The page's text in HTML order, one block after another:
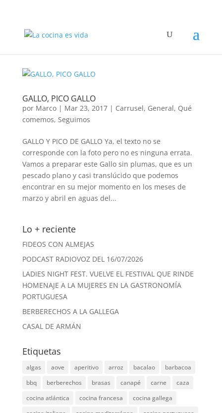
GALLO, PICO GALLO
por Marco| Mar 23, 2017| Carrusel, General, Qué
comemos, Seguimos
GALLO Y PICO DE GALLO Ya, el texto no se
corresponde con la foto pero no es ninguna errata.
Vamos a preparar este Gallo sin plumas, que es un
pescado plano y casi translúcido que podemos
encontrar en su mejor momento en los meses de
marzo y abril en aguas del...
Lo + reciente
FIDEOS CON ALMEJAS
PODCAST RADIOVOZ DEL 16/07/2026
LADIES NIGHT FEST. VUELVE EL FESTIVAL QUE RINDE
HOMENAJE A LA MUJERES EN LA GASTRONOMÍA
PORTUGUESA
BERBERECHOS A LA GALLEGA
CASAL DE ARMÁN
Etiquetas
algas aove aperitivo arroz bacalao
barbacoa
bbq
berberechos brasas canapé carne
caza
cocina atlántica
cocina francesa
cocina gallega